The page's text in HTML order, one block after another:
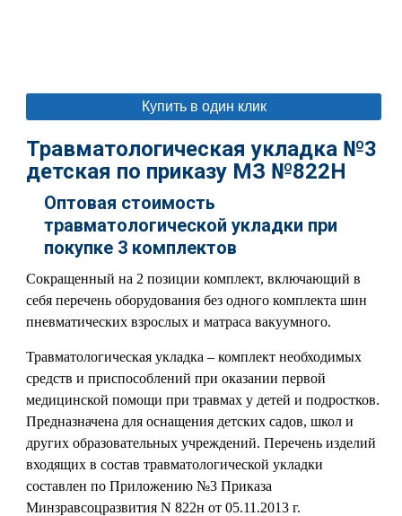
Купить в один клик
Травматологическая укладка №3
детская по приказу МЗ №822Н
Оптовая стоимость
травматологической укладки при
покупке 3 комплектов
Сокращенный на 2 позиции комплект, включающий в
себя перечень оборудования без одного комплекта шин
пневматических взрослых и матраса вакуумного.
Травматологическая укладка – комплект необходимых
средств и приспособлений при оказании первой
медицинской помощи при травмах у детей и подростков.
Предназначена для оснащения детских садов, школ и
других образовательных учреждений. Перечень изделий
входящих в состав травматологической укладки
составлен по Приложению №3 Приказа
Минзравсоцразвития N 822н от 05.11.2013 г.